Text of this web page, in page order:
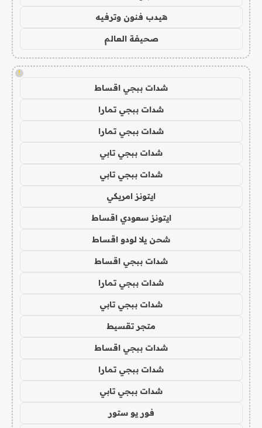
هيدب فنون وترفيه
صحيفة العالم
!
شدات ببجي اقساط
شدات ببجي تمارا
شدات ببجي تمارا
شدات ببجي تابي
شدات ببجي تابي
ايتونز امريكي
ايتونز سعودي اقساط
شحن يلا لودو اقساط
شدات ببجي اقساط
شدات ببجي تمارا
شدات ببجي تابي
متجر تقسيط
شدات ببجي اقساط
شدات ببجي تمارا
شدات ببجي تابي
فور يو ستور